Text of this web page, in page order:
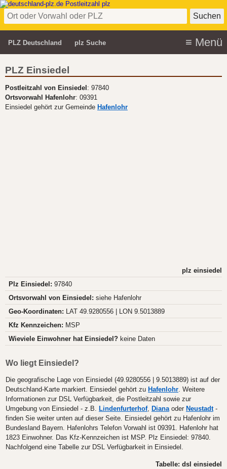
PLZ Deutschland plz Suche
PLZ Einsiedel
Postleitzahl von Einsiedel : 97840
Ortsvorwahl Hafenlohr: 09391
Einsiedel gehört zur Gemeinde Hafenlohr
plz einsiedel
Plz Einsiedel: 97840
Ortsvorwahl von Einsiedel: siehe Hafenlohr
Geo-Koordinaten: LAT 49.9280556 | LON 9.5013889
Kfz Kennzeichen: MSP
Wieviele Einwohner hat Einsiedel? keine Daten
Wo liegt Einsiedel?
Die geografische Lage von Einsiedel (49.9280556 | 9.5013889) ist auf der
Deutschland-Karte markiert. Einsiedel gehört zu Hafenlohr. Weitere
Informationen zur DSL Verfügbarkeit, die Postleitzahl sowie zur
Umgebung von Einsiedel - z.B. Lindenfurterhof, Dianaoder Neustadt-
finden Sie weiter unten auf dieser Seite. Einsiedel gehört zu Hafenlohr im
Bundesland Bayern. Hafenlohrs Telefon Vorwahl ist 09391. Hafenlohr hat
1823 Einwohner. Das Kfz-Kennzeichen ist MSP. Plz Einsiedel: 97840.
Nachfolgend eine Tabelle zur DSL Verfügbarkeit in Einsiedel.
Tabelle: dsl einsiedel